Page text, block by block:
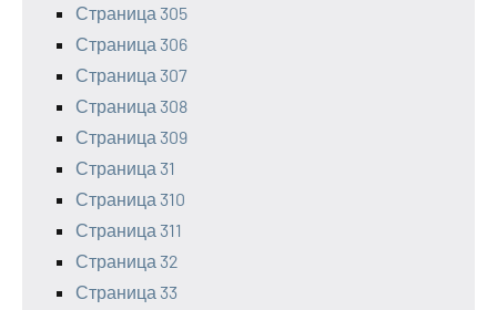
Страница 305
Страница 306
Страница 307
Страница 308
Страница 309
Страница 31
Страница 310
Страница 311
Страница 32
Страница 33